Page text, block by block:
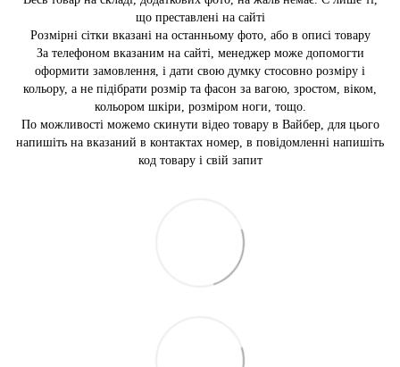
що преставлені на сайті
Розмірні сітки вказані на останньому фото, або в описі товару
За телефоном вказаним на сайті, менеджер може допомогти
оформити замовлення, і дати свою думку стосовно розміру і
кольору, а не підібрати розмір та фасон за вагою, зростом, віком,
кольором шкіри, розміром ноги, тощо.
По можливості можемо скинути відео товару в Вайбер, для цього
напишіть на вказаний в контактах номер, в повідомленні напишіть
код товару і свій запит